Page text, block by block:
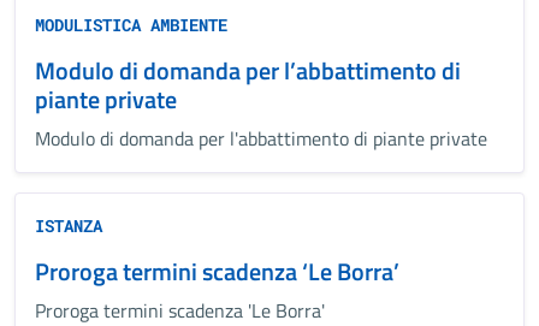
MODULISTICA AMBIENTE
Modulo di domanda per l’abbattimento di
piante private
Modulo di domanda per l'abbattimento di piante private
ISTANZA
Proroga termini scadenza ‘Le Borra’
Proroga termini scadenza 'Le Borra'